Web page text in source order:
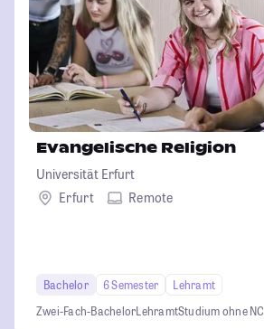
Evangelische Religion
Universität Erfurt
Erfurt
Remote
Bachelor 6 Semester
Lehramt
Zwei-Fach-BachelorLehramtStudium ohne NC